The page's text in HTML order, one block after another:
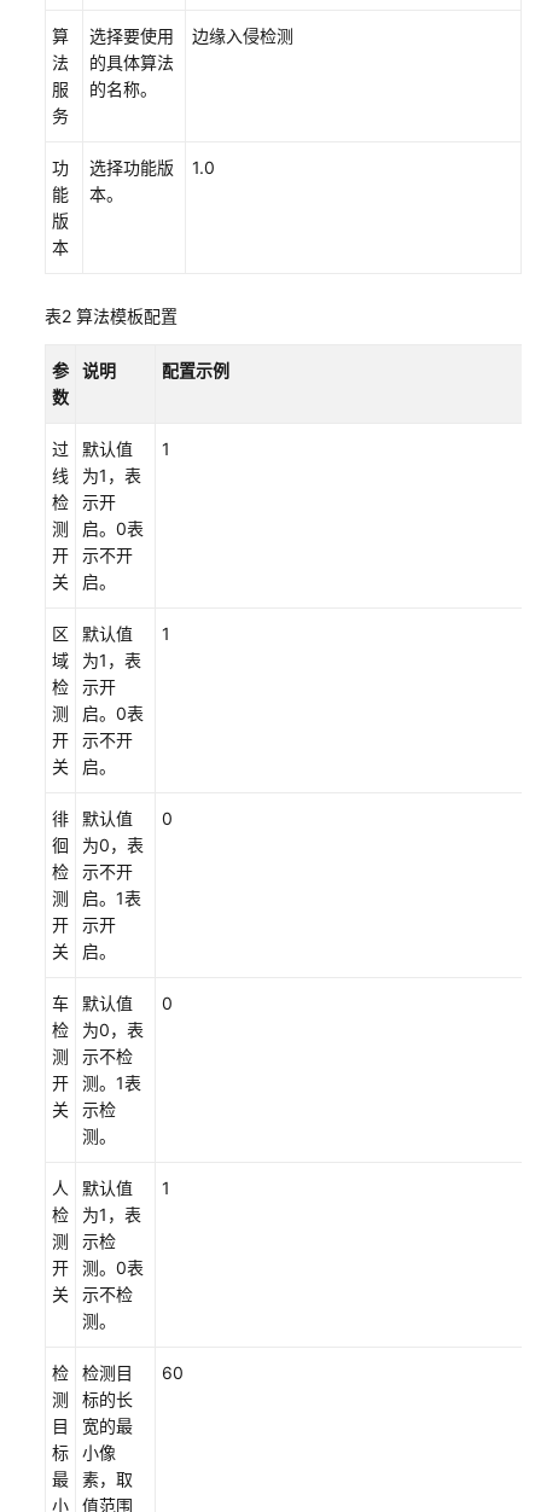
购
买
算
并
部
服
视
频
源
创
建
析
作
业
查
看
析
结
果
使
用
上
入
侵
测
常
见
问
题
文
档
下
载
算
法
服
务
选择要使用
的具体算法
的名称。
边缘入侵检测
功
能
版
本
选择功能版
本。
1.0
表2 算法模板配置
参
数
说明 配置示例
过
线
检
测
开
关
默认值
为1，表
示开
启。0表
示不开
启。
1
区
域
检
测
开
关
默认值
为1，表
示开
启。0表
示不开
启。
1
徘
徊
检
测
开
关
默认值
为0，表
示不开
启。1表
示开
启。
0
车
检
测
开
关
默认值
为0，表
示不检
测。1表
示检
测。
0
人
检
测
开
关
默认值
为1，表
示检
测。0表
示不检
测。
1
检
测
目
标
最
小
检测目
标的长
宽的最
小像
素，取
值范围
60